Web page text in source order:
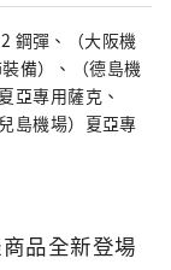
鋼彈、（大阪機
備）、（德島機
亞專用薩克、
島機場）夏亞專
品全新登場